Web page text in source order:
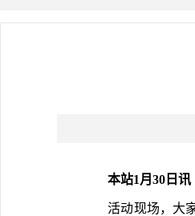
本站1月30日讯
	活动现场，大家在工作人员的指引下，井然有序地完成登记、体检等准备工作。符合要求的献血者纷纷伸出手臂，献出殷殷热血。他们以实际行动诠释着邹平黄河河务